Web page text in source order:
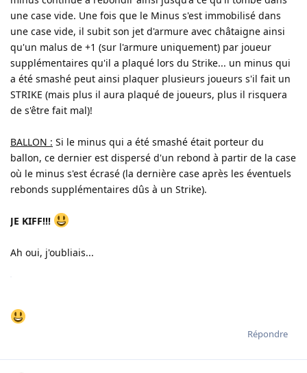
une case vide. Une fois que le Minus s'est immobilisé dans
une case vide, il subit son jet d'armure avec châtaigne ainsi
qu'un malus de +1 (sur l'armure uniquement) par joueur
supplémentaires qu'il a plaqué lors du Strike... un minus qui
a été smashé peut ainsi plaquer plusieurs joueurs s'il fait un
STRIKE (mais plus il aura plaqué de joueurs, plus il risquera
de s'être fait mal)!
BALLON : Si le minus qui a été smashé était porteur du
ballon, ce dernier est dispersé d'un rebond à partir de la case
où le minus s'est écrasé (la dernière case après les éventuels
rebonds supplémentaires dûs à un Strike).
JE KIFF!!!
Ah oui, j'oubliais...
Répondre